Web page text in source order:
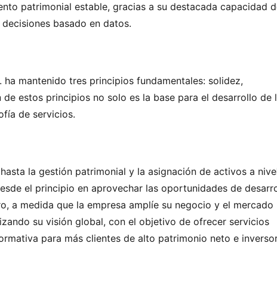
patrimonial estable, gracias a su destacada capacidad
basado en datos.
ha mantenido tres principios fundamentales: solidez,
estos principios no solo es la base para el desarrollo de
de servicios.
la gestión patrimonial y la asignación de activos a
el principio en aprovechar las oportunidades de
a medida que la empresa amplíe su negocio y el mercado
su visión global, con el objetivo de ofrecer servicios
para más clientes de alto patrimonio neto e